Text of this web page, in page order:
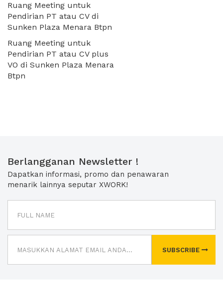
Ruang Meeting untuk
Pendirian PT atau CV di
Sunken Plaza Menara Btpn
Ruang Meeting untuk
Pendirian PT atau CV plus
VO di Sunken Plaza Menara
Btpn
Berlangganan Newsletter !
Dapatkan informasi, promo dan penawaran
menarik lainnya seputar XWORK!
SUBSCRIBE